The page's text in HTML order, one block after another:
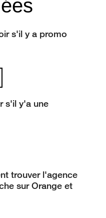
s'il y a promo
s'il y'a une
trouver l'agence
sur Orange et